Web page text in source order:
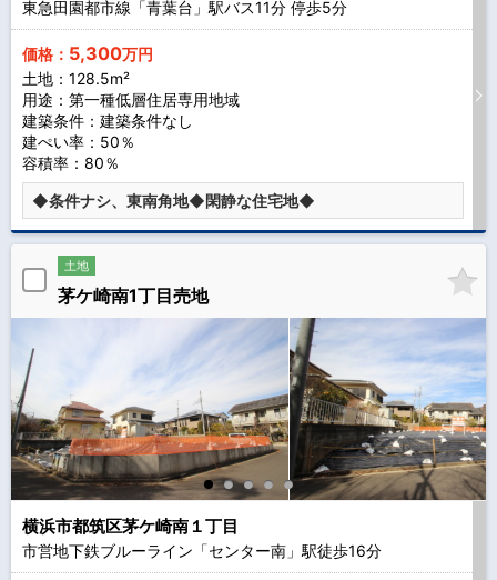
東急田園都市線「青葉台」駅バス11分 停歩5分
価格： 5,300万円
土地：128.5m²
用途：第一種低層住居専用地域
建築条件： 建築条件なし
建ぺい率：50％
容積率：80％
◆条件ナシ、東南角地◆閑静な住宅地◆
土地
茅ケ崎南1丁目売地
横浜市都筑区茅ケ崎南１丁目
市営地下鉄ブルーライン「センター南」駅徒歩16分